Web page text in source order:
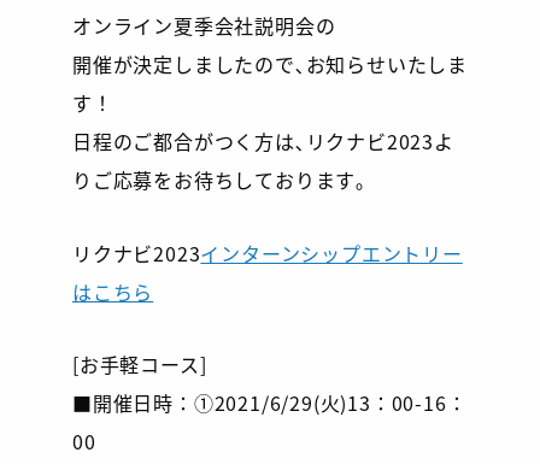
オンライン夏季会社説明会の
開催が決定しましたので､お知らせいたしま
す！
日程のご都合がつく方は､リクナビ2023よ
りご応募をお待ちしております｡
リクナビ2023インターンシップエントリー
はこちら
[お手軽コース]
■開催日時：①2021/6/29(火)13：00-16：
00